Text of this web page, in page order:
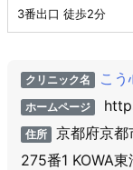
3番出口 徒歩2分
クリニック名 こう
ホームページ
住所 京都府京都
275番1 KOWA